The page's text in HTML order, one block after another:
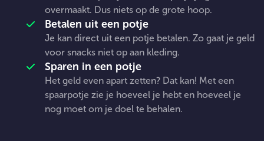
BROODJES
overmaakt. Dus niets op de grote hoop.
Betalen uit een potje
Je kan direct uit een potje betalen. Zo gaat je geld
voor snacks niet op aan kleding.
Sparen in een potje
Het geld even apart zetten? Dat kan! Met een
spaarpotje zie je hoeveel je hebt en hoeveel je
nog moet om je doel te behalen.